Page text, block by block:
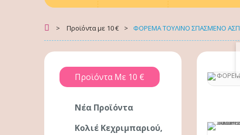
> Προϊόντα με 10 € > ΦΟΡΕΜΑ ΤΟΥΛΙΝΟ ΣΠΑΣΜΕΝΟ
Προϊόντα Με 10 €
Νέα Προϊόντα
Κολιέ Κεχριμπαριού,